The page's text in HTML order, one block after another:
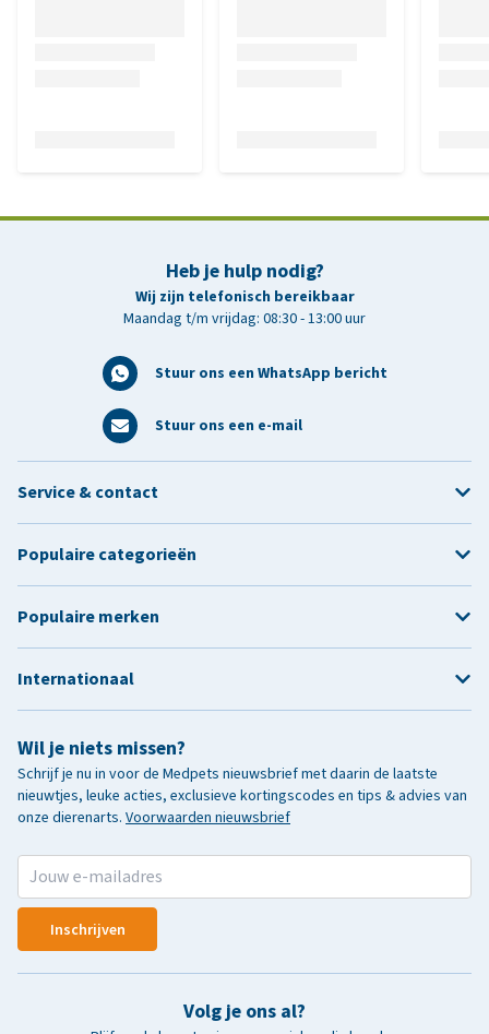
Heb je hulp nodig?
Wij zijn telefonisch bereikbaar
Maandag t/m vrijdag: 08:30 - 13:00 uur
Stuur ons een WhatsApp bericht
Stuur ons een e-mail
Wil je niets missen?
Schrijf je nu in voor de Medpets nieuwsbrief met daarin de laatste
nieuwtjes, leuke acties, exclusieve kortingscodes en tips & advies van
onze dierenarts. Voorwaarden nieuwsbrief
Inschrijven
Volg je ons al?
Service & contact
Populaire categorieën
Populaire merken
Internationaal